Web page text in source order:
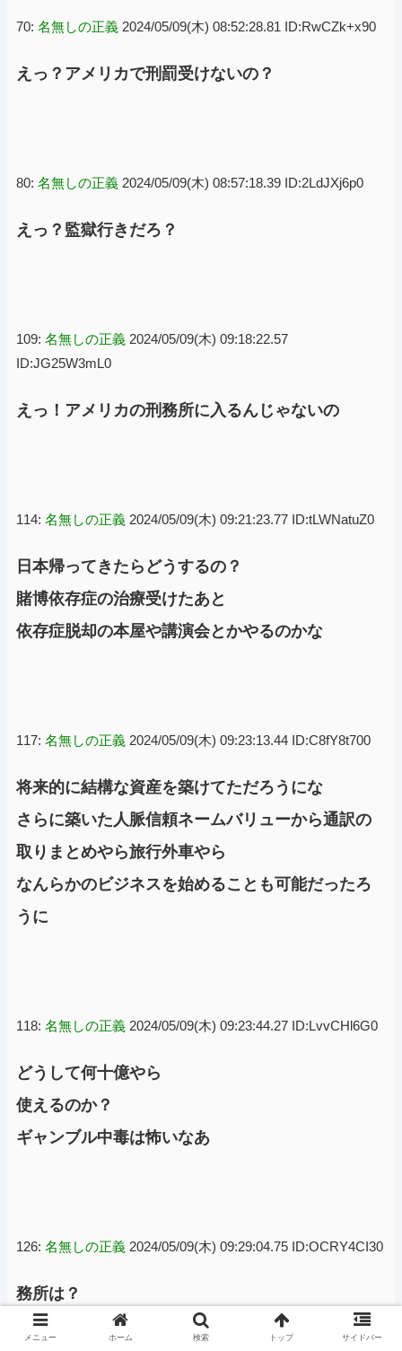
70: 名無しの正義 2024/05/09(木) 08:52:28.81 ID:RwCZk+x90
えっ？アメリカで刑罰受けないの？
80: 名無しの正義 2024/05/09(木) 08:57:18.39 ID:2LdJXj6p0
えっ？監獄行きだろ？
109: 名無しの正義 2024/05/09(木) 09:18:22.57
ID:JG25W3mL0
えっ！アメリカの刑務所に入るんじゃないの
114: 名無しの正義 2024/05/09(木) 09:21:23.77 ID:tLWNatuZ0
日本帰ってきたらどうするの？
賭博依存症の治療受けたあと
依存症脱却の本屋や講演会とかやるのかな
117: 名無しの正義 2024/05/09(木) 09:23:13.44 ID:C8fY8t700
将来的に結構な資産を築けてただろうにな
さらに築いた人脈信頼ネームバリューから通訳の
取りまとめやら旅行外車やら
なんらかのビジネスを始めることも可能だったろ
うに
118: 名無しの正義 2024/05/09(木) 09:23:44.27 ID:LvvCHl6G0
どうして何十億やら
使えるのか？
ギャンブル中毒は怖いなあ
126: 名無しの正義 2024/05/09(木) 09:29:04.75 ID:OCRY4CI30
務所は？
メニュー ホーム 検索 トップ サイドバー